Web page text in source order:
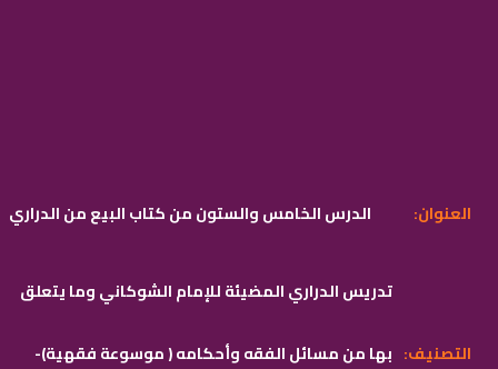
الدرس الخامس والستون من كتاب البيع من الدراري :العنوان
تدريس الدراري المضيئة للإمام الشوكاني وما يتعلق
بها من مسائل الفقه وأحكامه ( موسوعة فقهية)- :التصنيف